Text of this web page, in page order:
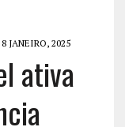
JANEIRO, 2025
ativa